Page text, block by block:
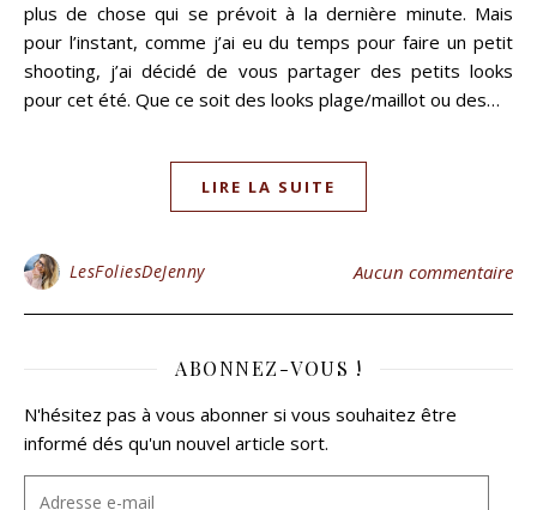
plus de chose qui se prévoit à la dernière minute. Mais
pour l’instant, comme j’ai eu du temps pour faire un petit
shooting, j’ai décidé de vous partager des petits looks
pour cet été. Que ce soit des looks plage/maillot ou des…
LIRE LA SUITE
LesFoliesDeJenny Aucun commentaire
ABONNEZ-VOUS !
N'hésitez pas à vous abonner si vous souhaitez être
informé dés qu'un nouvel article sort.